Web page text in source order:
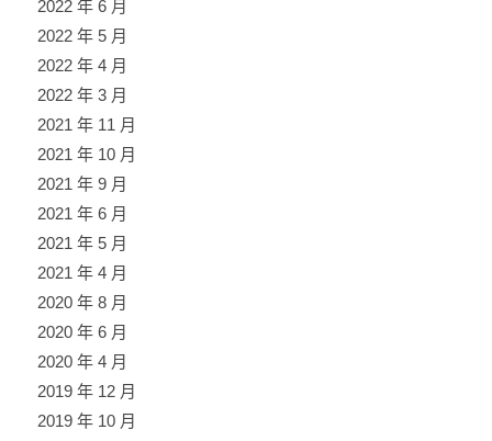
2022 年 6 月
2022 年 5 月
2022 年 4 月
2022 年 3 月
2021 年 11 月
2021 年 10 月
2021 年 9 月
2021 年 6 月
2021 年 5 月
2021 年 4 月
2020 年 8 月
2020 年 6 月
2020 年 4 月
2019 年 12 月
2019 年 10 月